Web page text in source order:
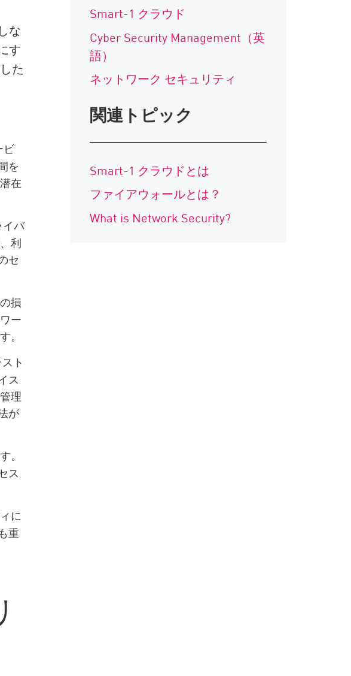
な
す
た
ビ
を
在
イバ
利
セ
損
ー
。
ト
ス
理
が
。
ス
に
重
Smart-1 クラウド
Cyber Security Management（英
語）
ネットワーク セキュリティ
関連トピック
Smart-1 クラウドとは
ファイアウォールとは？
What is Network Security?